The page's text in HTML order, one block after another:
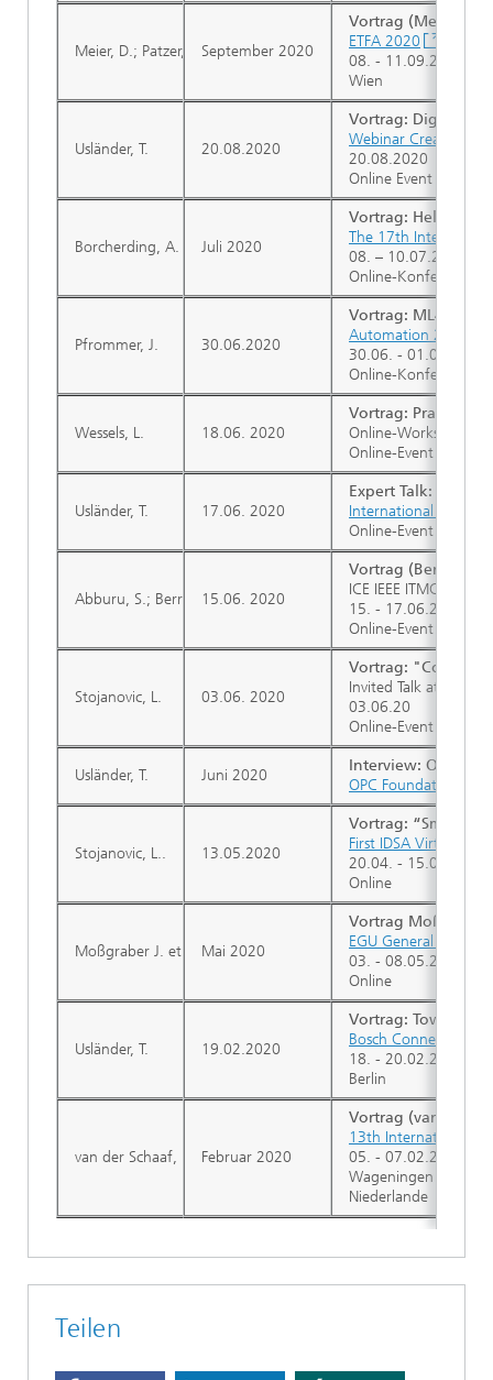
September 2020
Vortrag (Meier):
ETFA 2020
08. - 11.09.2020
Wien
20.08.2020
Vortrag: Digital
Webinar Creation of
20.08.2020
Online Event
Juli 2020
Vortrag: Helper-in-
The 17th
08. – 10.07.2020
Online-Konferenz
30.06.2020
Vortrag: ML4P:
Automation 2020
30.06. - 01.07.2020
Online-Konferenz
18.06. 2020
Vortrag:
Online-Workshop
Online-Event
17.06. 2020
Expert Talk: IT
International
Online-Event
15.06. 2020
Vortrag (Berre):
ICE IEEE ITMC
15. - 17.06.20
Online-Event
03.06. 2020
Vortrag:
Invited Talk at
03.06.20
Online-Event
Juni 2020
Interview: OPC UA
OPC Foundation
13.05.2020
Vortrag: “Smart
First IDSA Virtual
20.04. - 15.05.2020
Online
Mai 2020
Vortrag
EGU General
03. - 08.05.2020
Online
19.02.2020
Vortrag: Towards
Bosch Connected
18. - 20.02.2020
Berlin
Februar 2020
Vortrag (van der
13th International
05. - 07.02.2020
Wageningen
Niederlande
Meier, D.; Patzer, F.
Usländer, T.
Borcherding, A.
Pfrommer, J.
Wessels, L.
Usländer, T.
Abburu, S.; Berre, A.; Jacoby, M.; Roman, D.; Stojanovic, L.;
Stojanovic, L.
Usländer, T.
Stojanovic, L..
Moßgraber J. et al.
Usländer, T.
van der Schaaf, H.; Moßgraber, J.; Grellet, S.; Beaufils, M.;
Teilen